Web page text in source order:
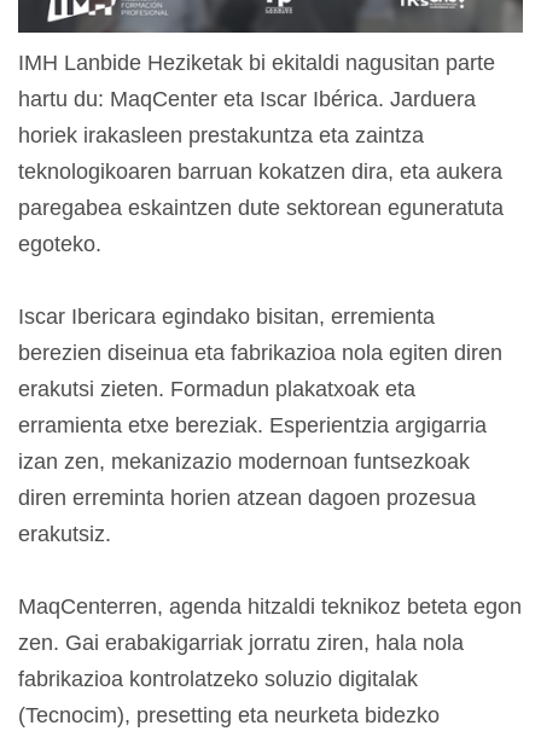
IMH Lanbide Heziketak bi ekitaldi nagusitan parte
hartu du: MaqCenter eta Iscar Ibérica. Jarduera
horiek irakasleen prestakuntza eta zaintza
teknologikoaren barruan kokatzen dira, eta aukera
paregabea eskaintzen dute sektorean eguneratuta
egoteko.
Iscar Ibericara egindako bisitan, erremienta
berezien diseinua eta fabrikazioa nola egiten diren
erakutsi zieten. Formadun plakatxoak eta
erramienta etxe bereziak. Esperientzia argigarria
izan zen, mekanizazio modernoan funtsezkoak
diren erreminta horien atzean dagoen prozesua
erakutsiz.
MaqCenterren, agenda hitzaldi teknikoz beteta egon
zen. Gai erabakigarriak jorratu ziren, hala nola
fabrikazioa kontrolatzeko soluzio digitalak
(Tecnocim), presetting eta neurketa bidezko